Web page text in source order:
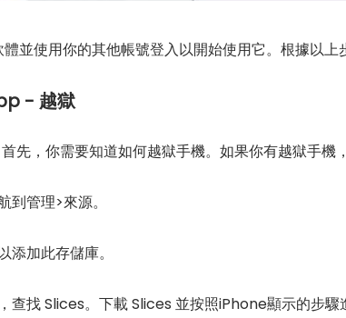
體並使用你的其他帳號登入以開始使用它。根據以上
- 越獄
先，你需要知道如何越獄手機。如果你有越獄手機
管理>來源。
添加此存儲庫。
查找 Slices。下載 Slices 並按照iPhone顯示的步驟